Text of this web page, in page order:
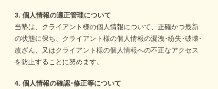
3. 個人情報の適正管理について
当塾は、クライアント様の個人情報について、正確かつ最新
の状態に保ち、クライアント様の個人情報の漏洩･紛失･破壊･
改ざん、又はクライアント様の個人情報への不正なアクセス
を防止することに努めます。
4. 個人情報の確認･修正等について